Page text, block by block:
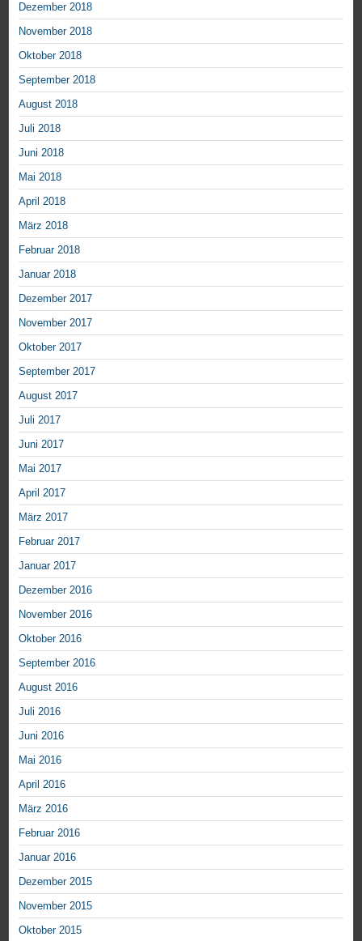
Dezember 2018
November 2018
Oktober 2018
September 2018
August 2018
Juli 2018
Juni 2018
Mai 2018
April 2018
März 2018
Februar 2018
Januar 2018
Dezember 2017
November 2017
Oktober 2017
September 2017
August 2017
Juli 2017
Juni 2017
Mai 2017
April 2017
März 2017
Februar 2017
Januar 2017
Dezember 2016
November 2016
Oktober 2016
September 2016
August 2016
Juli 2016
Juni 2016
Mai 2016
April 2016
März 2016
Februar 2016
Januar 2016
Dezember 2015
November 2015
Oktober 2015